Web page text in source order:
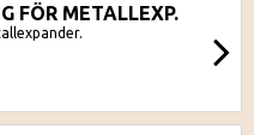
FÖR METALLEXP.